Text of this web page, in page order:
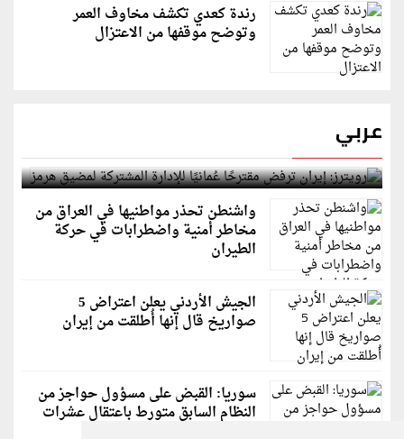
رندة كعدي تكشف مخاوف العمر
وتوضح موقفها من الاعتزال
عربي
رويترز: إيران ترفض مقترحًا عُمانيًا للإدارة المشتركة
لمضيق هرمز
واشنطن تحذر مواطنيها في العراق من
مخاطر أمنية واضطرابات في حركة
الطيران
الجيش الأردني يعلن اعتراض 5
صواريخ قال إنها أُطلقت من إيران
سوريا: القبض على مسؤول حواجز من
النظام السابق متورط باعتقال عشرات